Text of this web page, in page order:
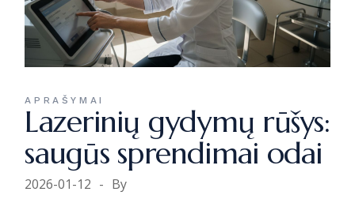
APRAŠYMAI
Lazerinių gydymų rūšys:
saugūs sprendimai odai
2026-01-12 By